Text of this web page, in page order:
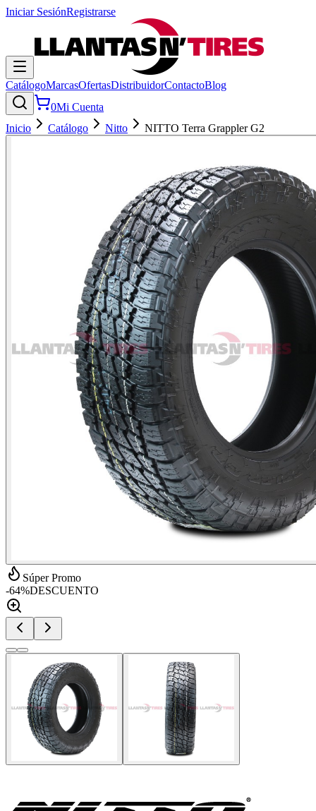
Iniciar SesiónRegistrarse
CatálogoMarcasOfertasDistribuidorContactoBlog
0Mi Cuenta
Inicio
Catálogo Nitto NITTO Terra Grappler G2
Súper Promo
-64%DESCUENTO